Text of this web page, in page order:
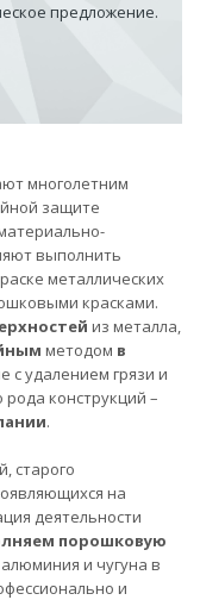
предложение.
многолетним
защите
выполнить
металлических
красками.
из металла,
методом в
с удалением грязи и
конструкций –
.
старого
на
деятельности
порошковую
и чугуна в
и